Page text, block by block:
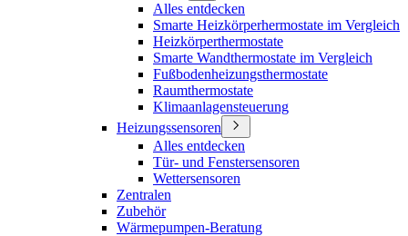
Alles entdecken
Smarte Heizkörperhermostate im Vergleich
Heizkörperthermostate
Smarte Wandthermostate im Vergleich
Fußbodenheizungsthermostate
Raumthermostate
Klimaanlagensteuerung
Heizungssensoren
Alles entdecken
Tür- und Fenstersensoren
Wettersensoren
Zentralen
Zubehör
Wärmepumpen-Beratung